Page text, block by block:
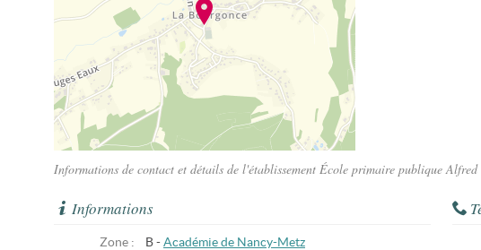
Informations de contact et détails de l'établissement École primaire publique
Informations
Zone : B - Académie de Nancy-Metz